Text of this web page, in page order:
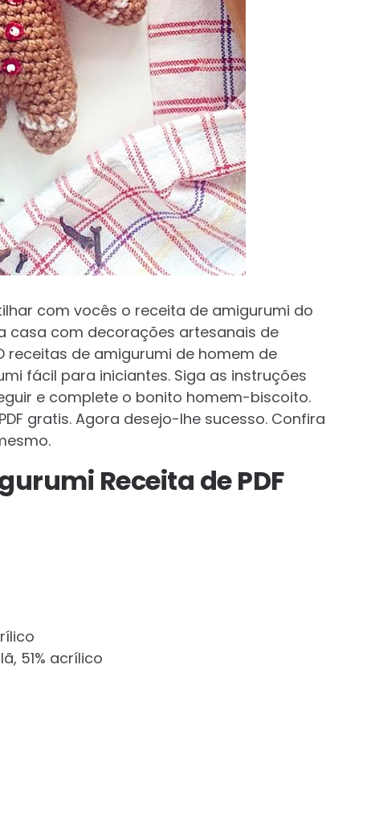
com vocês o receita de amigurumi do
casa com decorações artesanais de
receitas de amigurumi de homem de
fácil para iniciantes. Siga as instruções
e complete o bonito homem-biscoito.
gratis. Agora desejo-lhe sucesso. Confira
Receita de PDF
51% acrílico